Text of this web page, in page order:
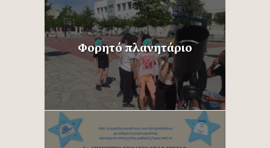
Φορητό πλανητάριο